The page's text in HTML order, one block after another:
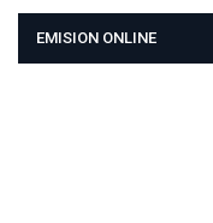
EMISION ONLINE